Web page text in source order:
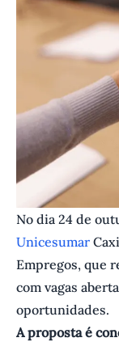
No dia 24 de
Unicesumar
Empregos, que
com vagas
oportunidades.
A proposta é